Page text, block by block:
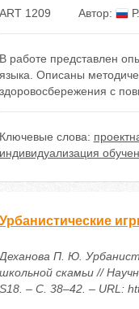
ART 1209 Автор:
В работе представлен
языка. Описаны
здоровосбережения с
Ключевые слова:
индивидуализация
Урбанистические
Деханова П. Ю.
школьной скамьи //
S18. – С. 38–42. – URL: